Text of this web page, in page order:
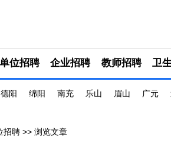
位招聘 企业招聘 教师招聘 卫
德阳 绵阳 南充 乐山 眉山 广元
招聘 >> 浏览文章